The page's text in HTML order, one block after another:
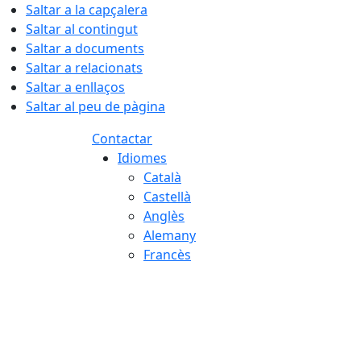
Saltar a la capçalera
Saltar al contingut
Saltar a documents
Saltar a relacionats
Saltar a enllaços
Saltar al peu de pàgina
Contactar
Idiomes
Català
Castellà
Anglès
Alemany
Francès